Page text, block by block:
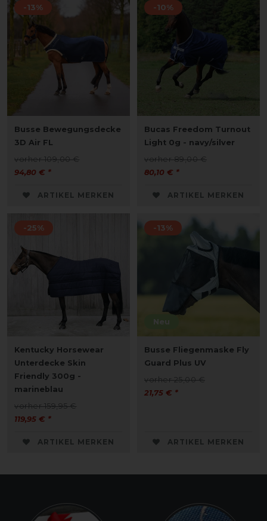
-13%
Busse Bewegungsdecke
3D Air FL
vorher 109,00 €
94,80 € *
ARTIKEL MERKEN
-10%
Bucas Freedom Turnout
Light 0g - navy/silver
vorher 89,00 €
80,10 € *
ARTIKEL MERKEN
-25%
Kentucky Horsewear
Unterdecke Skin
Friendly 300g -
marineblau
vorher 159,95 €
119,95 € *
ARTIKEL MERKEN
Neu
-13%
Busse Fliegenmaske Fly
Guard Plus UV
vorher 25,00 €
21,75 € *
ARTIKEL MERKEN